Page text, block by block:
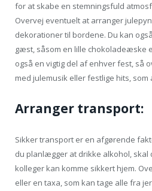
for at skabe en stemningsfuld
Overvej eventuelt at arranger
dekorationer til bordene. Du kan
gæst, såsom en lille chokoladeæske
også en vigtig del af enhver fest, så
med julemusik eller festlige hits, som
Arranger transport:
Sikker transport er en afgørende
du planlægger at drikke alkohol, skal
kolleger kan komme sikkert hjem.
eller en taxa, som kan tage alle fra